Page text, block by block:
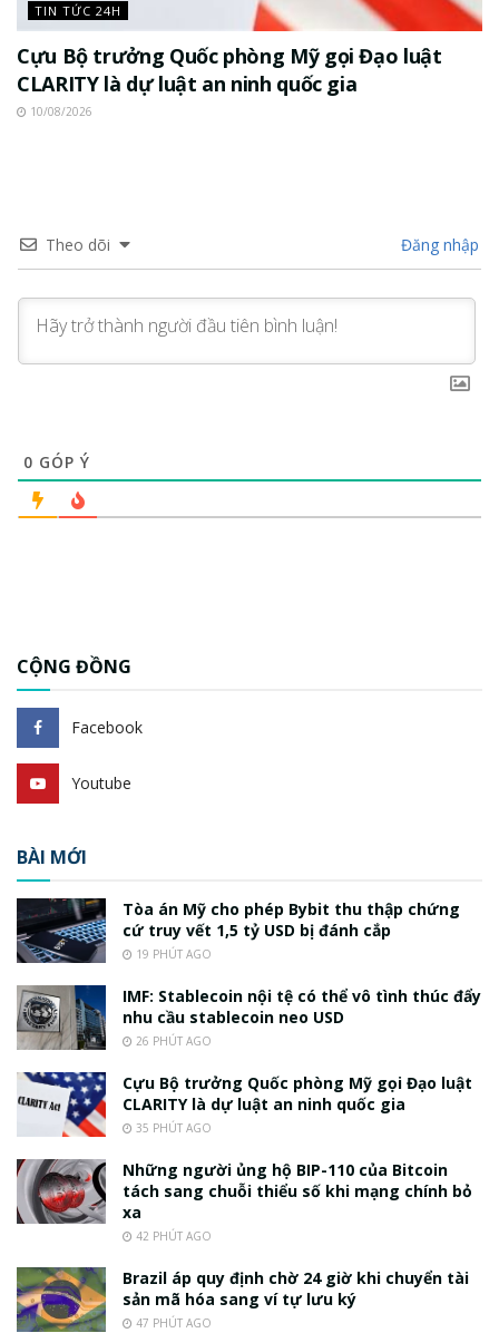
TIN TỨC 24H
Cựu Bộ trưởng Quốc phòng Mỹ gọi Đạo luật
CLARITY là dự luật an ninh quốc gia
10/08/2026
Theo dõi Đăng nhập
0 GÓP Ý
CỘNG ĐỒNG
Facebook
Youtube
BÀI MỚI
Tòa án Mỹ cho phép Bybit thu thập chứng
cứ truy vết 1,5 tỷ USD bị đánh cắp
19 PHÚT AGO
IMF: Stablecoin nội tệ có thể vô tình thúc đẩy
nhu cầu stablecoin neo USD
26 PHÚT AGO
Cựu Bộ trưởng Quốc phòng Mỹ gọi Đạo luật
CLARITY là dự luật an ninh quốc gia
35 PHÚT AGO
Những người ủng hộ BIP-110 của Bitcoin
tách sang chuỗi thiểu số khi mạng chính bỏ
xa
42 PHÚT AGO
Brazil áp quy định chờ 24 giờ khi chuyển tài
sản mã hóa sang ví tự lưu ký
47 PHÚT AGO